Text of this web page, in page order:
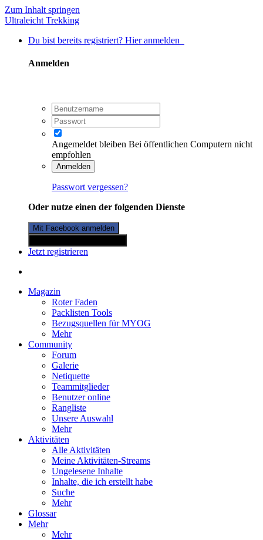
Zum Inhalt springen
Ultraleicht Trekking
Du bist bereits registriert? Hier anmelden
Anmelden
Angemeldet bleiben Bei öffentlichen Computern nicht
empfohlen
Anmelden
Passwort vergessen?
Oder nutze einen der folgenden Dienste
Mit Facebook anmelden
Jetzt registrieren
Magazin
Roter Faden
Packlisten Tools
Bezugsquellen für MYOG
Mehr
Community
Forum
Galerie
Netiquette
Teammitglieder
Benutzer online
Rangliste
Unsere Auswahl
Mehr
Aktivitäten
Alle Aktivitäten
Meine Aktivitäten-Streams
Ungelesene Inhalte
Inhalte, die ich erstellt habe
Suche
Mehr
Glossar
Mehr
Mehr